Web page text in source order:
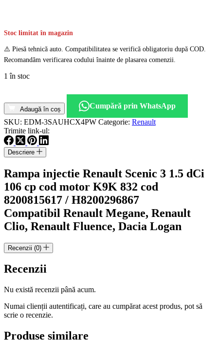
Stoc limitat în magazin
⚠️ Piesă tehnică auto. Compatibilitatea se verifică obligatoriu după COD.
Recomandăm verificarea codului înainte de plasarea comenzii.
1 în stoc
Rampa
injectie
Renault
Scenic
3
1.5
dCi
cp
cod
motor
K9K
832
cod
8200815617
Adaugă în coș
Cumpără prin WhatsApp
SKU: EDM-3SAUHCX4PW Categorie: Renault
Trimite link-ul:
Descriere
Rampa injectie Renault Scenic 3 1.5 dCi
106 cp cod motor K9K 832 cod
8200815617 / H8200296867
Compatibil Renault Megane, Renault
Clio, Renault Fluence, Dacia Logan
Recenzii (0)
Recenzii
Nu există recenzii până acum.
Numai clienții autentificați, care au cumpărat acest produs, pot să
scrie o recenzie.
Produse similare